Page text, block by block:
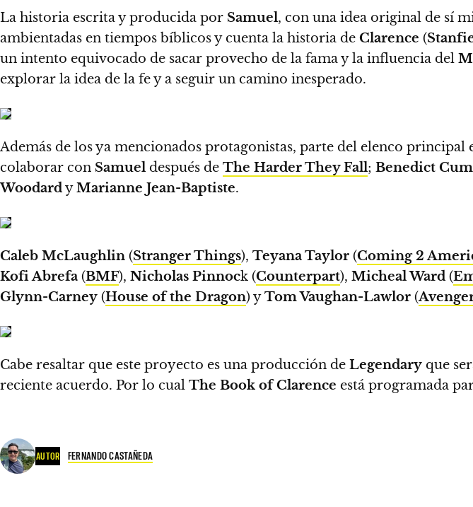
La historia escrita y producida por Samuel, con una idea original de sí
ambientadas en tiempos bíblicos y cuenta la historia de Clarence (
un intento equivocado de sacar provecho de la fama y la influencia del
explorar la idea de la fe y a seguir un camino inesperado.
Además de los ya mencionados protagonistas, parte del elenco principal
colaborar con Samuel después de The Harder They Fall; Benedict
WoodardyMarianne Jean-Baptiste.
Caleb McLaughlin (Stranger Things), Teyana Taylor (Coming 2
Kofi Abrefa (BMF), Nicholas Pinnock (Counterpart), Micheal Ward (
Glynn-Carney (House of the Dragon) yTom Vaughan-Lawlor (
Cabe resaltar que este proyecto es una producción de Legendary que
reciente acuerdo. Por lo cual The Book of Clarence está programada
AUTOR FERNANDO CASTAÑEDA